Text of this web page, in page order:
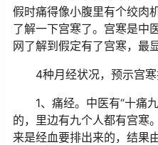
假时痛得像小腹里有个绞肉
了解一下宫寒了。宫寒是中
网了解到假定有了宫寒，最
4种月经状况，预示宫
1、痛经。 中医有“十痛
的，里边有九个人都有宫寒
来是经血要排出来的，结果